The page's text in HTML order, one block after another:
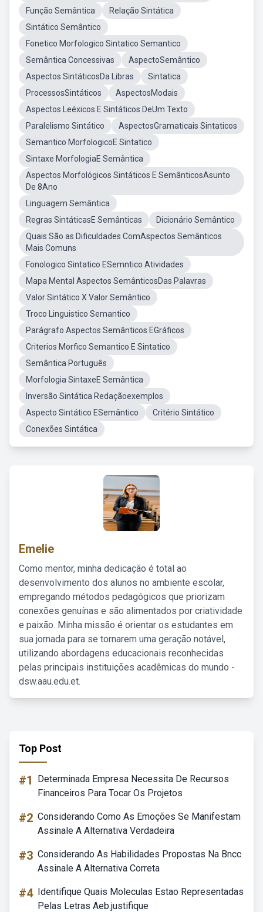
Função Semântica
Relação Sintática
Sintático Semântico
Fonetico Morfologico Sintatico Semantico
Semântica Concessivas
AspectoSemântico
Aspectos SintáticosDa Libras
Sintatica
ProcessosSintáticos
AspectosModais
Aspectos Leéxicos E Sintáticos DeUm Texto
Paralelismo Sintático
AspectosGramaticais Sintaticos
Semantico MorfologicoE Sintatico
Sintaxe MorfologiaE Semântica
Aspectos Morfológicos Sintáticos E SemânticosAsunto
De 8Ano
Linguagem Semântica
Regras SintáticasE Semânticas
Dicionário Semântico
Quais São as Dificuldades ComAspectos Semânticos
Mais Comuns
Fonologico Sintatico ESemntico Atividades
Mapa Mental Aspectos SemânticosDas Palavras
Valor Sintático X Valor Semântico
Troco Linguistico Semantico
Parágrafo Aspectos Semânticos EGráficos
Criterios Morfico Semantico E Sintatico
Semântica Português
Morfologia SintaxeE Semântica
Inversão Sintática Redaçãoexemplos
Aspecto Sintático ESemântico
Critério Sintático
Conexões Sintática
Emelie
Como mentor, minha dedicação é total ao
desenvolvimento dos alunos no ambiente escolar,
empregando métodos pedagógicos que priorizam
conexões genuínas e são alimentados por criatividade
e paixão. Minha missão é orientar os estudantes em
sua jornada para se tornarem uma geração notável,
utilizando abordagens educacionais reconhecidas
pelas principais instituições acadêmicas do mundo -
dsw.aau.edu.et.
Top Post
#1
Determinada Empresa Necessita De Recursos
Financeiros Para Tocar Os Projetos
#2 Considerando Como As Emoções Se Manifestam
Assinale A Alternativa Verdadeira
#3 Considerando As Habilidades Propostas Na Bncc
Assinale A Alternativa Correta
#4 Identifique Quais Moleculas Estao Representadas
Pelas Letras Aeb.justifique